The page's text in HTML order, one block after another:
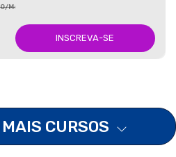
Mês
INSCREVA-SE
CURSOS